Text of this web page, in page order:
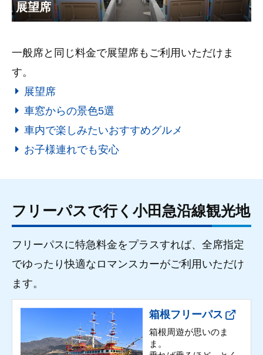
展望席
一般席と同じ料金で展望席もご利用いただけま
す。
展望席
車窓からの景色5選
車内で楽しみたいおすすめグルメ
お子様連れでも安心
フリーパスで行く小田急沿線観光地
フリーパスに特急料金をプラスすれば、全席指定
でゆったり快適なロマンスカーがご利用いただけ
ます。
箱根フリーパス
箱根周遊が思いのま
ま。